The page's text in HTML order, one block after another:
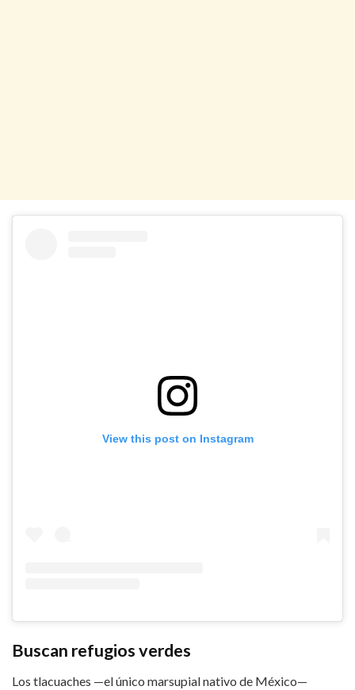
View this post on Instagram
Buscan refugios verdes
Los tlacuaches —el único marsupial nativo de México—